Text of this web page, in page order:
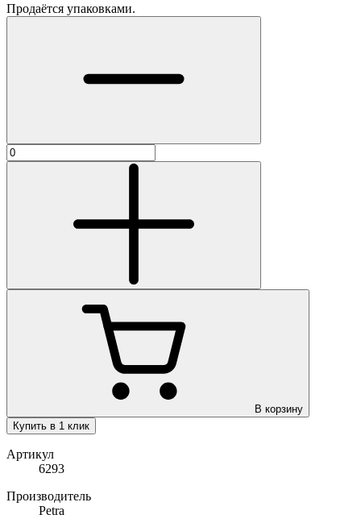
Продаётся упаковками.
В корзину
Купить в 1 клик
Артикул
6293
Производитель
Petra